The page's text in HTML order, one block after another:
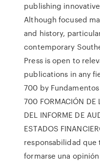
publishing
Although focused
and history,
contemporary
Press is open to
publications in any
700 by
700 FORMACIÓN DE
DEL INFORME DE
ESTADOS
responsabilidad
formarse una